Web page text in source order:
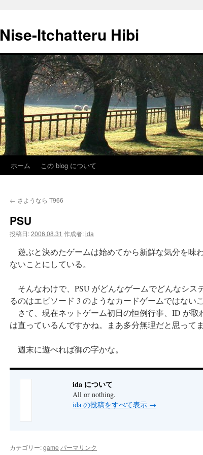
Nise-Itchatteru Hibi
ホーム この blog について
← さようなら T966
PSU
投稿日:2006.08.31 作成者:ida
遊ぶと決めたゲームは始めてから新鮮な気分を味
ないことにしている。
そんなわけで、PSU がどんなゲームでどんなシス
るのはエピソード 3 のようなカードゲームではない
さて、現在ネットゲーム初日の恒例行事、ID が取
は直っているんですかね。まあ多分無理だと思ってま
週末に遊べれば御の字かな。
ida について
All or nothing.
ida の投稿をすべて表示 →
カテゴリー:game パーマリンク